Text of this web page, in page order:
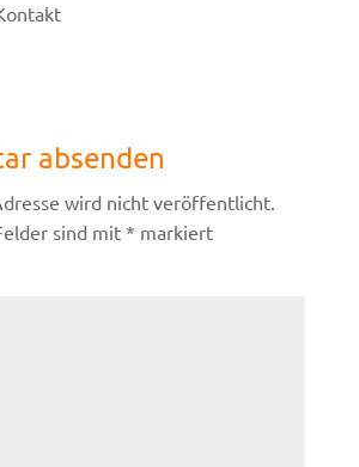
absenden
wird nicht veröffentlicht.
sind mit * markiert